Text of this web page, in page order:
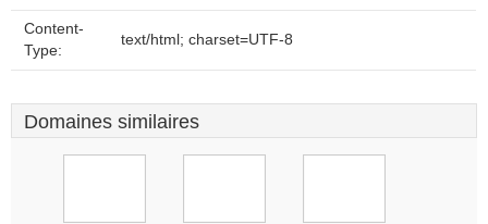
Content-
Type:
text/html; charset=UTF-8
Domaines similaires